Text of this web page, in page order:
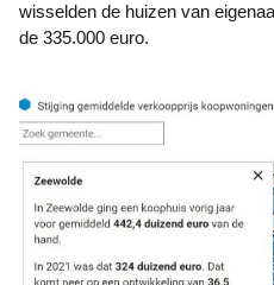
wisselden de huizen van
de 335.000 euro.